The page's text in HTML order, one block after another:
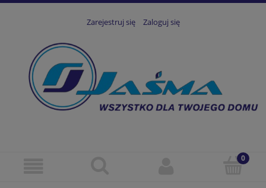
Zarejestruj się Zaloguj się